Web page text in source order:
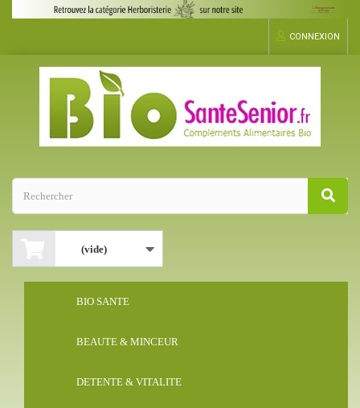
CONNEXION
(vide)
BIO SANTE
BEAUTE & MINCEUR
DETENTE & VITALITE